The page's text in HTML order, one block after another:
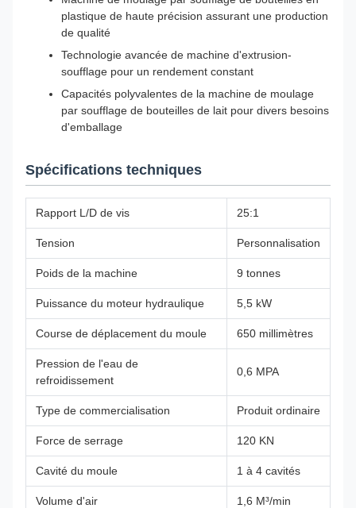
plastique de haute précision assurant une production
de qualité
Technologie avancée de machine d'extrusion-
soufflage pour un rendement constant
Capacités polyvalentes de la machine de moulage
par soufflage de bouteilles de lait pour divers besoins
d'emballage
Spécifications techniques
Rapport L/D de vis 25:1
Tension Personnalisation
Poids de la machine 9 tonnes
Puissance du moteur hydraulique 5,5 kW
Course de déplacement du moule 650 millimètres
Pression de l'eau de
refroidissement
0,6 MPA
Type de commercialisation Produit ordinaire
Force de serrage 120 KN
Cavité du moule 1 à 4 cavités
Volume d'air 1,6 M³/min